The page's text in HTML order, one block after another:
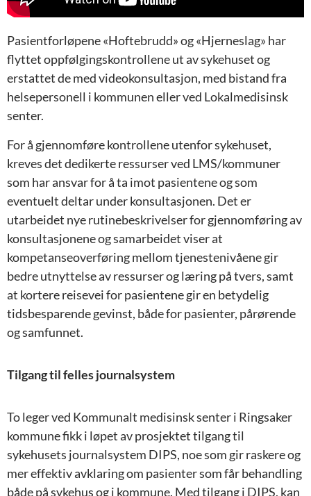
Pasientforløpene «Hoftebrudd» og «Hjerneslag» har
flyttet oppfølgingskontrollene ut av sykehuset og
erstattet de med videokonsultasjon, med bistand fra
helsepersonell i kommunen eller ved Lokalmedisinsk
senter.
For å gjennomføre kontrollene utenfor sykehuset,
kreves det dedikerte ressurser ved LMS/kommuner
som har ansvar for å ta imot pasientene og som
eventuelt deltar under konsultasjonen. Det er
utarbeidet nye rutinebeskrivelser for gjennomføring av
konsultasjonene og samarbeidet viser at
kompetanseoverføring mellom tjenestenivåene gir
bedre utnyttelse av ressurser og læring på tvers, samt
at kortere reisevei for pasientene gir en betydelig
tidsbesparende gevinst, både for pasienter, pårørende
og samfunnet.
Tilgang til felles journalsystem
To leger ved Kommunalt medisinsk senter i Ringsaker
kommune fikk i løpet av prosjektet tilgang til
sykehusets journalsystem DIPS, noe som gir raskere og
mer effektiv avklaring om pasienter som får behandling
både på sykehus og i kommune. Med tilgang i DIPS, kan